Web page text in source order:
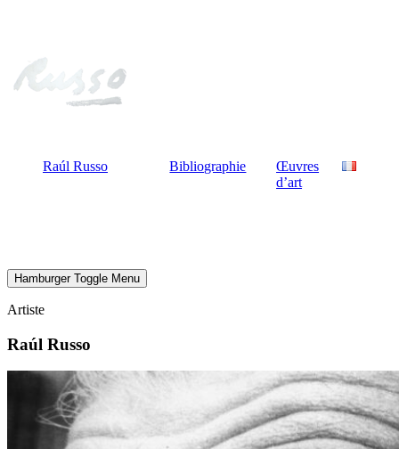
Raúl Russo Bibliographie
Œuvres
d’art
Hamburger Toggle Menu
Artiste
Raúl Russo